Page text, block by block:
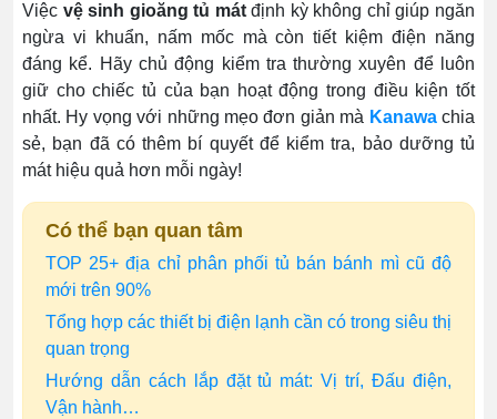
Việc vệ sinh gioăng tủ mátđịnh kỳ không chỉ giúp ngăn
ngừa vi khuẩn, nấm mốc mà còn tiết kiệm điện năng
đáng kể. Hãy chủ động kiểm tra thường xuyên để luôn
giữ cho chiếc tủ của bạn hoạt động trong điều kiện tốt
nhất. Hy vọng với những mẹo đơn giản mà Kanawachia
sẻ, bạn đã có thêm bí quyết để kiểm tra, bảo dưỡng tủ
mát hiệu quả hơn mỗi ngày!
Có thể bạn quan tâm
TOP 25+ địa chỉ phân phối tủ bán bánh mì cũ độ
mới trên 90%
Tổng hợp các thiết bị điện lạnh cần có trong siêu thị
quan trọng
Hướng dẫn cách lắp đặt tủ mát: Vị trí, Đấu điện,
Vận hành…